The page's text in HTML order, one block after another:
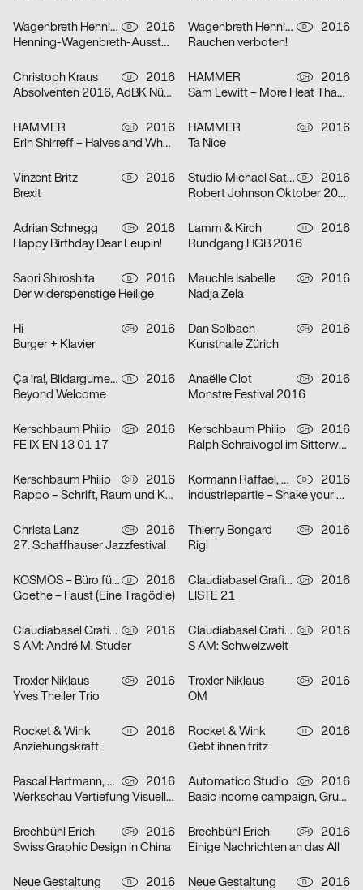
Wagenbreth Henning D
2016
Henning-Wagenbreth-Ausstellung im Gulbransson Museum
Wagenbreth Henning D
2016
Rauchen verboten!
Christoph Kraus D
2016
Absolventen 2016, AdBK Nürnberg
HAMMER CH
2016
Sam Lewitt – More Heat Than Light
HAMMER CH
2016
Erin Shirreff – Halves and Wholes
HAMMER CH
2016
Ta Nice
Vinzent Britz D
2016
Brexit
Studio Michael Satter, Tom Król D
2016
Robert Johnson Oktober 2016
Adrian Schnegg CH
2016
Happy Birthday Dear Leupin!
Lamm & Kirch D
2016
Rundgang HGB 2016
Saori Shiroshita D
2016
Der widerspenstige Heilige
Mauchle Isabelle CH
2016
Nadja Zela
Hi CH
2016
Burger + Klavier
Dan Solbach CH
2016
Kunsthalle Zürich
Ça ira!, Bildargumente, Jib Collective D
2016
Beyond Welcome
Anaëlle Clot CH
2016
Monstre Festival 2016
Kerschbaum Philip CH
2016
FE IX EN 13 01 17
Kerschbaum Philip CH
2016
Ralph Schraivogel im Sitterwerk
Kerschbaum Philip CH
2016
Rappo – Schrift, Raum und Klang
Kormann Raffael, Mark Bohle D
2016
Industriepartie – Shake your Bricks
Christa Lanz CH
2016
27. Schaffhauser Jazzfestival
Thierry Bongard CH
2016
Rigi
KOSMOS – Büro für visuelle Kommunikation D
2016
Goethe – Faust (Eine Tragödie)
Claudiabasel Grafik & Interaktion CH
2016
LISTE 21
Claudiabasel Grafik & Interaktion CH
2016
S AM: André M. Studer
Claudiabasel Grafik & Interaktion CH
2016
S AM: Schweizweit
Troxler Niklaus CH
2016
Yves Theiler Trio
Troxler Niklaus CH
2016
OM
Rocket & Wink D
2016
Anziehungskraft
Rocket & Wink D
2016
Gebt ihnen fritz
Pascal Hartmann, Arjun Gilgen CH
2016
Werkschau Vertiefung Visuelle Kommunikation ZHdK 2016
Automatico Studio CH
2016
Basic income campaign, Grundeinkommen Schweiz
Brechbühl Erich CH
2016
Swiss Graphic Design in China
Brechbühl Erich CH
2016
Einige Nachrichten an das All
Neue Gestaltung D
2016
Neue Gestaltung D
2016